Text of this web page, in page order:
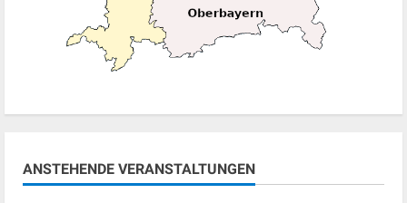
ANSTEHENDE VERANSTALTUNGEN